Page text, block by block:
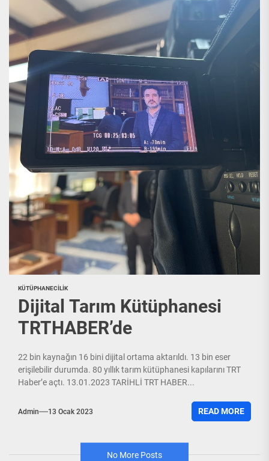
KÜTÜPHANECILIK
Dijital Tarım Kütüphanesi
TRTHABER’de
22 bin kaynağın 16 bini dijital ortama aktarıldı. 13 bin eser
erişilebilir durumda. 80 yıllık tarım kütüphanesi kapılarını TRT
Haber’e açtı. 13.01.2023 TARİHLİ TRT HABER...
Admin 13 Ocak 2023 READ MORE
No More Posts